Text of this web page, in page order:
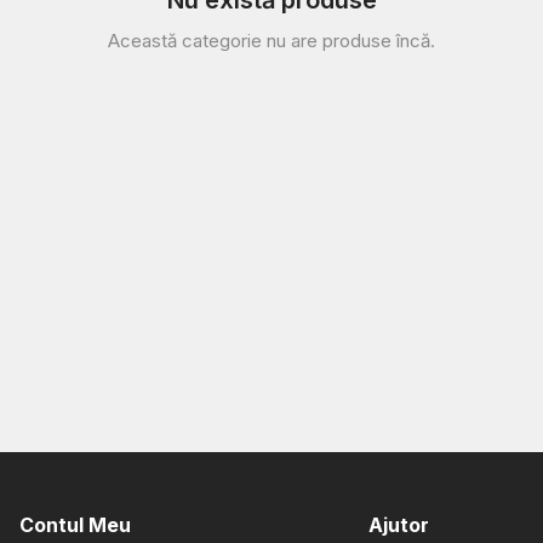
Această categorie nu are produse încă.
Contul Meu Ajutor